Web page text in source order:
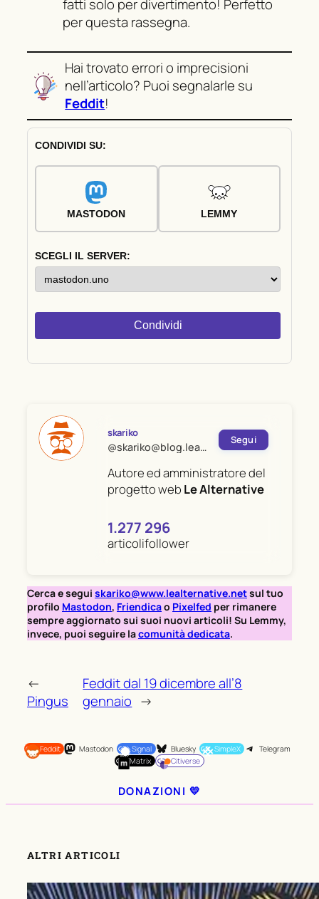
fatti solo per divertimento! Perfetto
per questa rassegna.
Hai trovato errori o imprecisioni
nell’articolo? Puoi segnalarle su
Feddit!
CONDIVIDI SU:
MASTODON LEMMY
SCEGLI IL SERVER:
Condividi
skariko
@skariko@blog.lealternative.net
Segui
Autore ed amministratore del
progetto web Le Alternative
1.277
articoli
296
follower
Cerca e segui skariko@www.lealternative.netsul tuo
profilo Mastodon, Friendicao Pixelfed per rimanere
sempre aggiornato sui suoi nuovi articoli! Su Lemmy,
invece, puoi seguire lacomunità dedicata.
←
Pingus
Feddit dal 19 dicembre all’8
gennaio →
Feddit Mastodon Signal Bluesky SimpleX
Telegram
Matrix
Citiverse
DONAZIONI 💛
ALTRI ARTICOLI